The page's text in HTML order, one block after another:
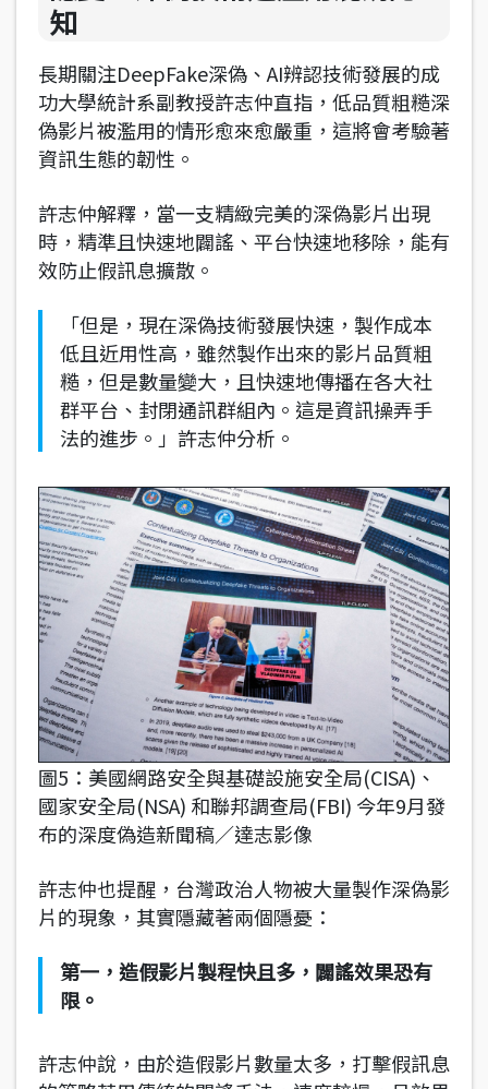
知
長期關注DeepFake深偽、AI辨認技術發展的成
功大學統計系副教授許志仲直指，低品質粗糙深
偽影片被濫用的情形愈來愈嚴重，這將會考驗著
資訊生態的韌性。
許志仲解釋，當一支精緻完美的深偽影片出現
時，精準且快速地闢謠、平台快速地移除，能有
效防止假訊息擴散。
「但是，現在深偽技術發展快速，製作成本
低且近用性高，雖然製作出來的影片品質粗
糙，但是數量變大，且快速地傳播在各大社
群平台、封閉通訊群組內。這是資訊操弄手
法的進步。」許志仲分析。
圖5：美國網路安全與基礎設施安全局(CISA)、
國家安全局(NSA) 和聯邦調查局(FBI) 今年9月發
布的深度偽造新聞稿／達志影像
許志仲也提醒，台灣政治人物被大量製作深偽影
片的現象，其實隱藏著兩個隱憂：
第一，造假影片製程快且多，闢謠效果恐有
限。
許志仲說，由於造假影片數量太多，打擊假訊息